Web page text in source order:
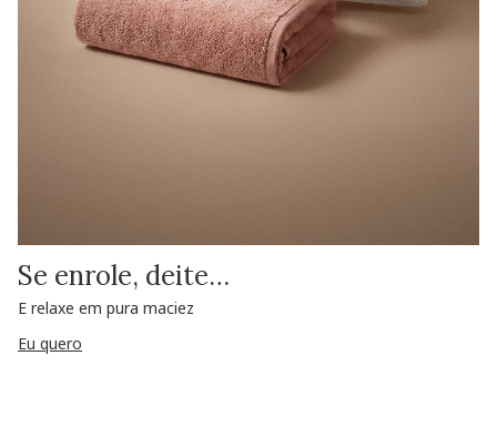
Se enrole, deite…
E relaxe em pura maciez
Eu quero